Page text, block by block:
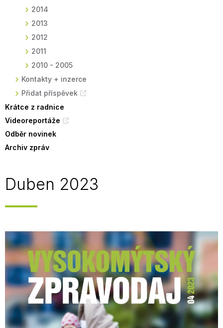
2014
2013
2012
2011
2010 - 2005
Kontakty + inzerce
Přidat příspěvek
Krátce z radnice
Videoreportáže
Odběr novinek
Archiv zpráv
Duben 2023